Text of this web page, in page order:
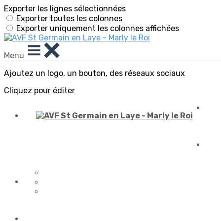
Exporter les lignes sélectionnées
Exporter toutes les colonnes
Exporter uniquement les colonnes affichées
Menu
Ajoutez un logo, un bouton, des réseaux sociaux
Cliquez pour éditer